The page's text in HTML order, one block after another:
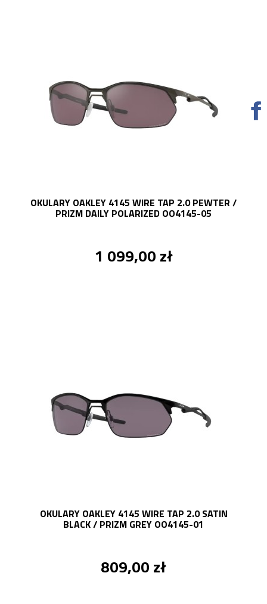
OKULARY OAKLEY 4145 WIRE TAP 2.0 PEWTER /
PRIZM DAILY POLARIZED OO4145-05
1 099,00 zł
OKULARY OAKLEY 4145 WIRE TAP 2.0 SATIN
BLACK / PRIZM GREY OO4145-01
809,00 zł